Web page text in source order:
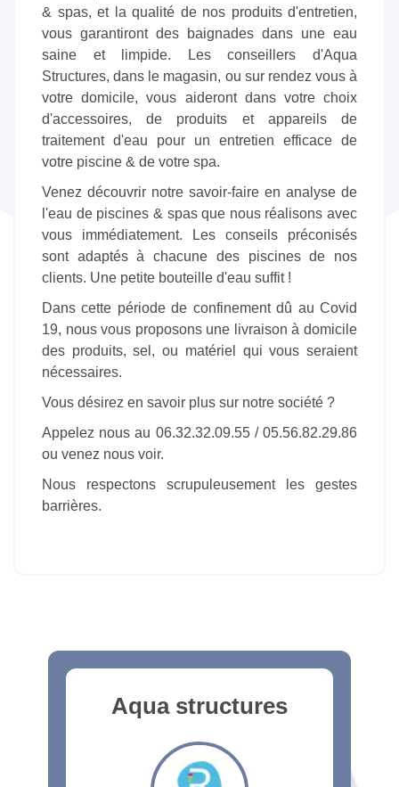
& spas, et la qualité de nos produits d'entretien,
vous garantiront des baignades dans une eau
saine et limpide. Les conseillers d'Aqua
Structures, dans le magasin, ou sur rendez vous à
votre domicile, vous aideront dans votre choix
d'accessoires, de produits et appareils de
traitement d'eau pour un entretien efficace de
votre piscine & de votre spa.
Venez découvrir notre savoir-faire en analyse de
l'eau de piscines & spas que nous réalisons avec
vous immédiatement. Les conseils préconisés
sont adaptés à chacune des piscines de nos
clients. Une petite bouteille d'eau suffit !
Dans cette période de confinement dû au Covid
19, nous vous proposons une livraison à domicile
des produits, sel, ou matériel qui vous seraient
nécessaires.
Vous désirez en savoir plus sur notre société ?
Appelez nous au 06.32.32.09.55 / 05.56.82.29.86
ou venez nous voir.
Nous respectons scrupuleusement les gestes
barrières.
Aqua structures